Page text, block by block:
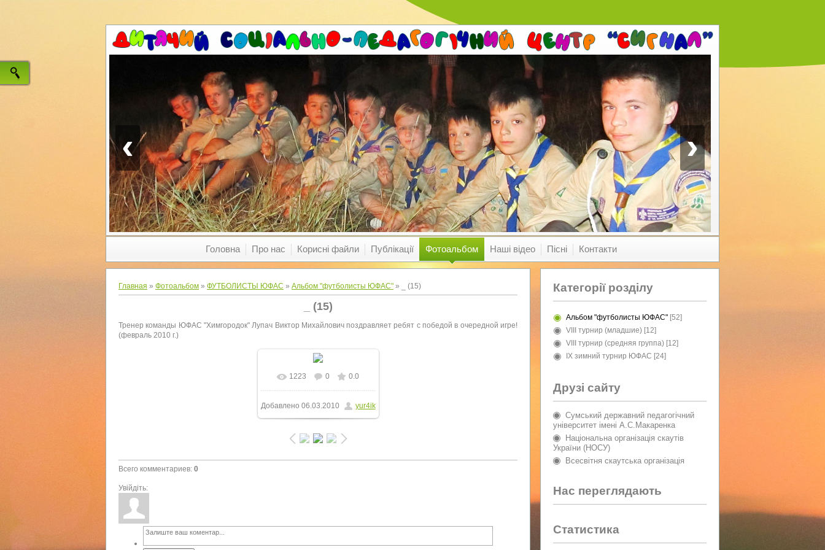
›
‹
Головна Про нас Корисні файли Публікації Фотоальбом Наші відео Пісні Контакти
Главная » Фотоальбом » ФУТБОЛИСТЫ ЮФАС » Альбом "футболисты ЮФАС" » _ (15)
_ (15)
Тренер команды ЮФАС "Химгородок" Лупач Виктор Михайлович поздравляет ребят с победой в очередной игре!
(февраль 2010 г.)
В реальном размере
1600x1199/ 207.9Kb
1223 0 0.0
Добавлено 06.03.2010 yur4ik
Всего комментариев: 0
Увійдіть:
Категорії розділу
Альбом "футболисты ЮФАС" [52]
VIII турнир (младшие) [12]
VIII турнир (средняя группа) [12]
IX зимний турнир ЮФАС [24]
Друзі сайту
Сумський державний педагогічний
університет імені А.С.Макаренка
Національна організація скаутів
України (НОСУ)
Всесвітня скаутська організація
Нас переглядають
Статистика